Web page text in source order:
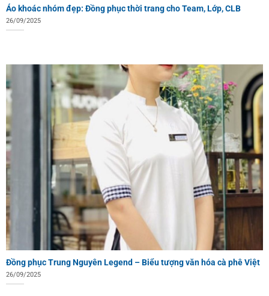
Áo khoác nhóm đẹp: Đồng phục thời trang cho Team, Lớp, CLB
26/09/2025
Đồng phục Trung Nguyên Legend – Biểu tượng văn hóa cà phê Việt
26/09/2025